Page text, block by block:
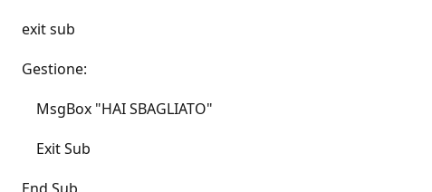
exit sub
Gestione:
MsgBox "HAI SBAGLIATO"
Exit Sub